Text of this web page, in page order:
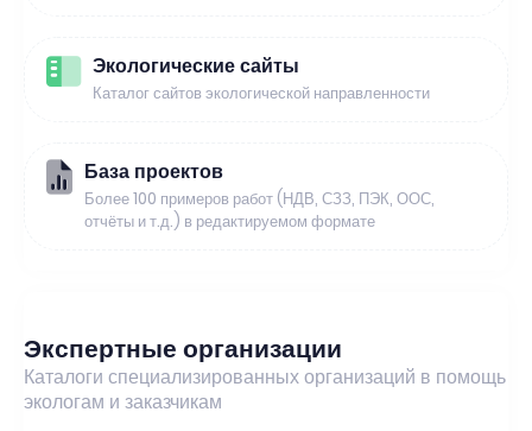
Экологические сайты
Каталог сайтов экологической направленности
База проектов
Более 100 примеров работ (НДВ, СЗЗ, ПЭК, ООС,
отчёты и т.д.) в редактируемом формате
Экспертные организации
Каталоги специализированных организаций в помощь
экологам и заказчикам